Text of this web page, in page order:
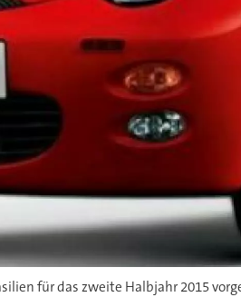
für das zweite Halbjahr 2015